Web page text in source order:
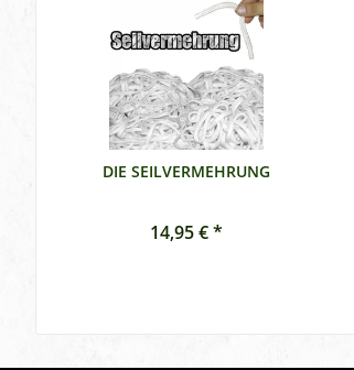
DIE SEILVERMEHRUNG
14,95 € *